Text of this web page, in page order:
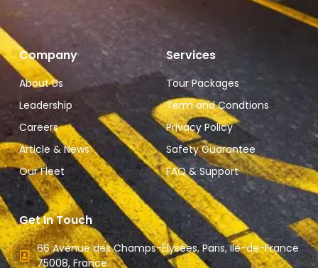
Company
About Us
Leadership
Careers
Article & News
Our Fleet
Services
Tour Packages
Term and Condtions
Privacy Policy
Safety Guarantee
FAQ & Support
Get In Touch
66 Avenue des Champs-Élysées, Paris, Ile-de-France
75008, France.